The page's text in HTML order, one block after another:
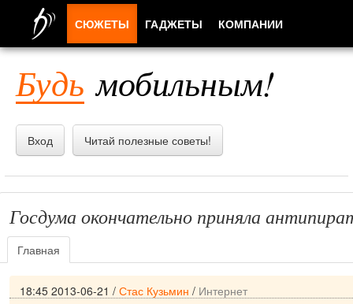
Будь мобильным!
Вход Читай полезные советы!
Госдума окончательно приняла
Главная
18:45 2013-06-21 / Стас Кузьмин / Интернет
СЮЖЕТЫ ГАДЖЕТЫ КОМПАНИИ
ПРИЛОЖЕНИЯ